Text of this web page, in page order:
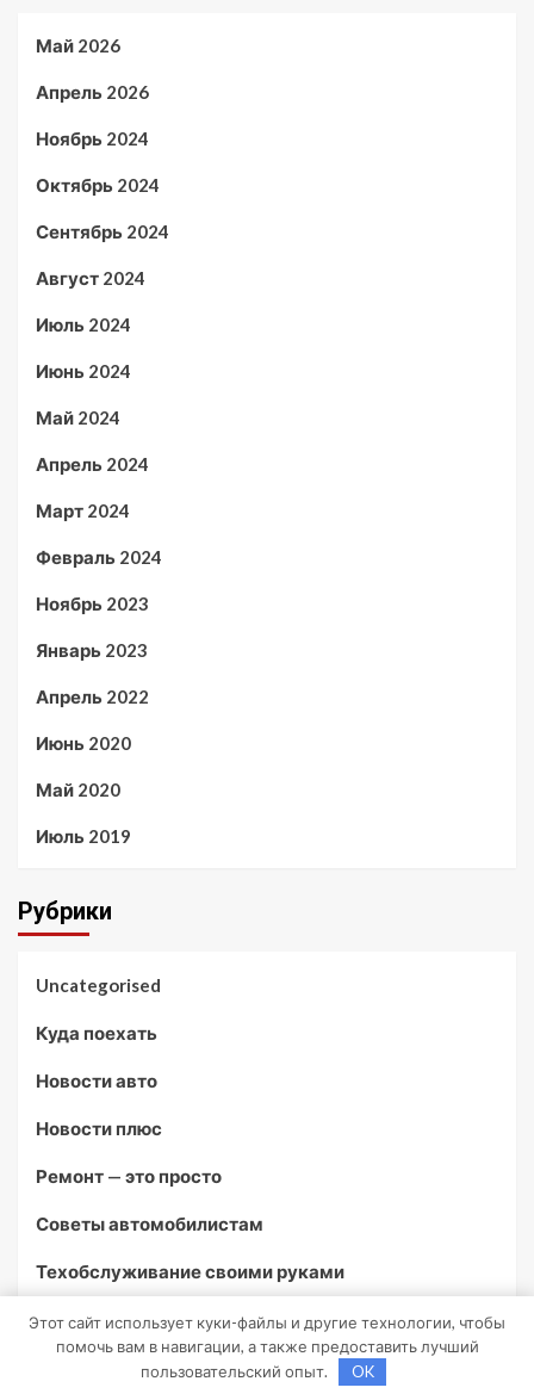
Май 2026
Апрель 2026
Ноябрь 2024
Октябрь 2024
Сентябрь 2024
Август 2024
Июль 2024
Июнь 2024
Май 2024
Апрель 2024
Март 2024
Февраль 2024
Ноябрь 2023
Январь 2023
Апрель 2022
Июнь 2020
Май 2020
Июль 2019
Рубрики
Uncategorised
Куда поехать
Новости авто
Новости плюс
Ремонт — это просто
Советы автомобилистам
Техобслуживание своими руками
Возможно, вы пропустили
Этот сайт использует куки-файлы и другие технологии, чтобы
помочь вам в навигации, а также предоставить лучший
пользовательский опыт.
OK